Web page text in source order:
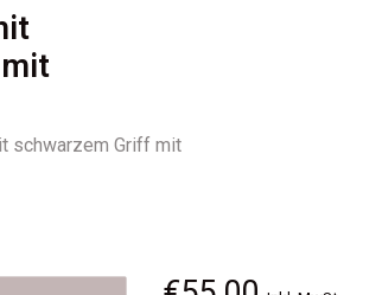
schwarzem Griff mit